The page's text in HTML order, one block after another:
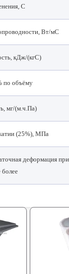
С
Вт/мС
кДж/(кгС)
по объёму
мг/(м.ч.Па)
(25%), МПа
деформация при
более